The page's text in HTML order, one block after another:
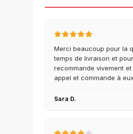
Merci beaucoup pour la
temps de livraison et
recommande vivement
appel et commande à
Sara D.